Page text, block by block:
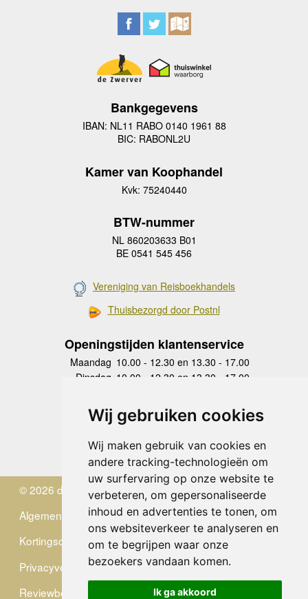
Wij gebruiken cookies
Wij maken gebruik van cookies en
andere tracking-technologieën om
uw surfervaring op onze website te
verbeteren, om gepersonaliseerde
inhoud en advertenties te tonen, om
ons websiteverkeer te analyseren en
om te begrijpen waar onze
bezoekers vandaan komen.
Ik ga akkoord
Bankgegevens
IBAN: NL11 RABO 0140 1961 88
BIC: RABONL2U
Kamer van Koophandel
Kvk: 75240440
BTW-nummer
NL 860203633 B01
BE 0541 545 456
Vereniging van Reisboekhandels
Thuisbezorgd door Postnl
Openingstijden klantenservice
Maandag 10.00 - 12.30 en 13.30 - 17.00
Dinsdag 10.00 - 12.30 en 13.30 - 17.00
Donderdag
10.00 - 12.30 en 13.30 - 17.00
Vrijdag 10.00 - 12.30 en 13.30 - 17.00
Zaterdag
gesloten
Zondag gesloten
© 2026 de Zwerver
Algemene Voorwaarden
Kortingscode
Privacyverklaring
Reviewbeleid